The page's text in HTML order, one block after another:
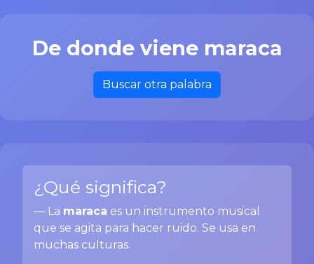
De donde viene maraca
Buscar otra palabra
¿Qué significa?
— La maraca es un instrumento musical
que se agita para hacer ruido. Se usa en
muchas culturas.